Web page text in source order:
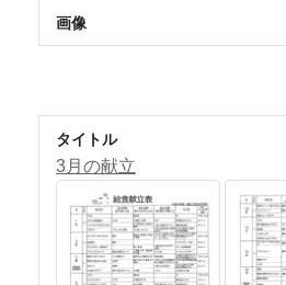
画像
タイトル
3月の献立